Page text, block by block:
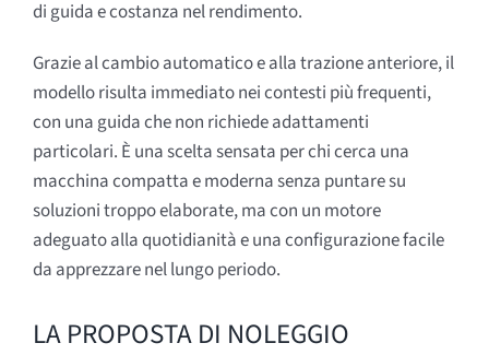
di guida e costanza nel rendimento.
Grazie al cambio automatico e alla trazione anteriore, il
modello risulta immediato nei contesti più frequenti,
con una guida che non richiede adattamenti
particolari. È una scelta sensata per chi cerca una
macchina compatta e moderna senza puntare su
soluzioni troppo elaborate, ma con un motore
adeguato alla quotidianità e una configurazione facile
da apprezzare nel lungo periodo.
LA PROPOSTA DI NOLEGGIO